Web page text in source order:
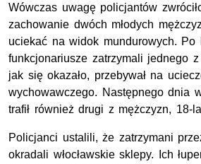
Wówczas uwagę policjantów
zachowanie dwóch młodych
uciekać na widok mundurowych. Po
funkcjonariusze zatrzymali jednego
jak się okazało, przebywał na
wychowawczego. Następnego dnia
trafił również drugi z mężczyzn, 18-
Policjanci ustalili, że zatrzymani
okradali włocławskie sklepy. Ich